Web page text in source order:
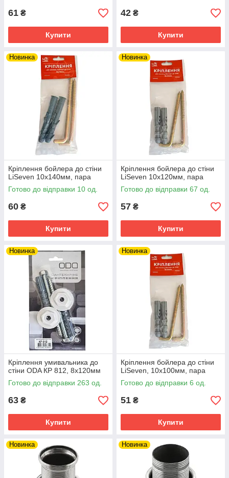
61 ₴
Купити
42 ₴
Купити
Новинка
Кріплення бойлера до стіни
LiSeven 10х140мм, пара
Готово до відправки 10 од.
60 ₴
Купити
Новинка
Кріплення бойлера до стіни
LiSeven 10х120мм, пара
Готово до відправки 67 од.
57 ₴
Купити
Новинка
Кріплення умивальника до
стіни ODA КР 812, 8х120мм
Готово до відправки 263 од.
63 ₴
Купити
Новинка
Кріплення бойлера до стіни
LiSeven, 10х100мм, пара
Готово до відправки 6 од.
51 ₴
Купити
Новинка Новинка